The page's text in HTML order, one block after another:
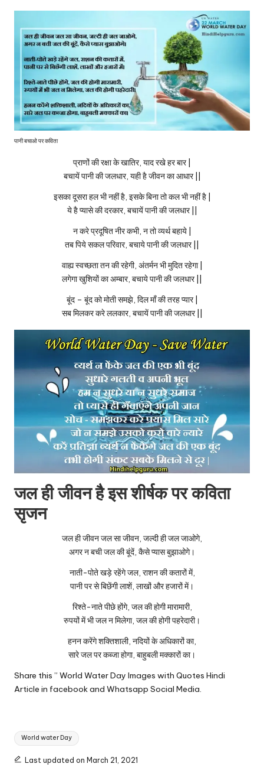
पानी बचाओ पर कविता
प्राणों की रक्षा के खातिर, याद रखे हर बार |
बचायें पानी की जलधार, यही है जीवन का आधार ||
इसका दूसरा हल भी नहीं है, इसके बिना तो कल भी नहीं है |
ये है प्यासे की दरकार, बचायें पानी की जलधार ||
न करे प्रदूषित नीर कभी, न तो व्यर्थ बहाये |
तब पिये सकल परिवार, बचाये पानी की जलधार ||
वाह्य स्वच्छता तन की रहेगी, अंतर्मन भी मुदित रहेगा |
लगेगा खुशियों का अम्बार, बचाये पानी की जलधार ||
बूंद – बूंद को मोती समझे, दिल माँ की तरह प्यार |
सब मिलकर करे ललकार, बचायें पानी की जलधार ||
जल ही जीवन है इस शीर्षक पर कविता
सृजन
जल ही जीवन जल सा जीवन, जल्दी ही जल जाओगे,
अगर न बची जल की बूंदें, कैसे प्यास बुझाओगे।
नाती-पोते खड़े रहेंगे जल, राशन की कतारों में,
पानी पर से बिछेंगी लाशें, लाखों और हजारों में।
रिश्ते-नाते पीछे होंगे, जल की होगी मारामारी,
रुपयों में भी जल न मिलेगा, जल की होगी पहरेदारी।
हनन करेंगे शक्तिशाली, नदियों के अधिकारों का,
सारे जल पर कब्जा होगा, बाहुबली मक्कारों का।
Share this ” World Water Day Images with Quotes Hindi
Article in facebook and Whatsapp Social Media.
Tags:
World water Day
Last updated on March 21, 2021